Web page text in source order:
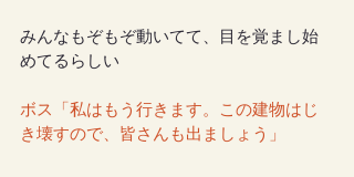
みんなもぞもぞ動いてて、目を覚まし始
めてるらしい
ボス「私はもう行きます。この建物はじ
き壊すので、皆さんも出ましょう」